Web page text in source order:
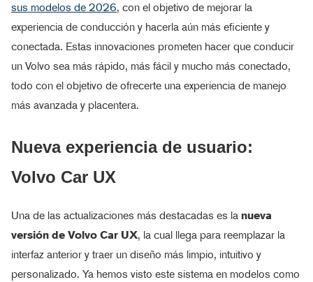
sus modelos de 2026, con el objetivo de mejorar la
experiencia de conducción y hacerla aún más eficiente y
conectada. Estas innovaciones prometen hacer que conducir
un Volvo sea más rápido, más fácil y mucho más conectado,
todo con el objetivo de ofrecerte una experiencia de manejo
más avanzada y placentera.
Nueva experiencia de usuario:
Volvo Car UX
Una de las actualizaciones más destacadas es la nueva
versión de Volvo Car UX, la cual llega para reemplazar la
interfaz anterior y traer un diseño más limpio, intuitivo y
personalizado. Ya hemos visto este sistema en modelos como